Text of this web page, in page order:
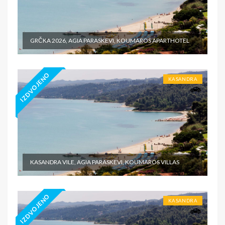
GRČKA 2026, AGIA PARASKEVI, KOUMAROS APARTHOTEL
IZDVOJENO KASANDRA
KASANDRA VILE, AGIA PARASKEVI, KOUMAROS VILLAS
IZDVOJENO KASANDRA